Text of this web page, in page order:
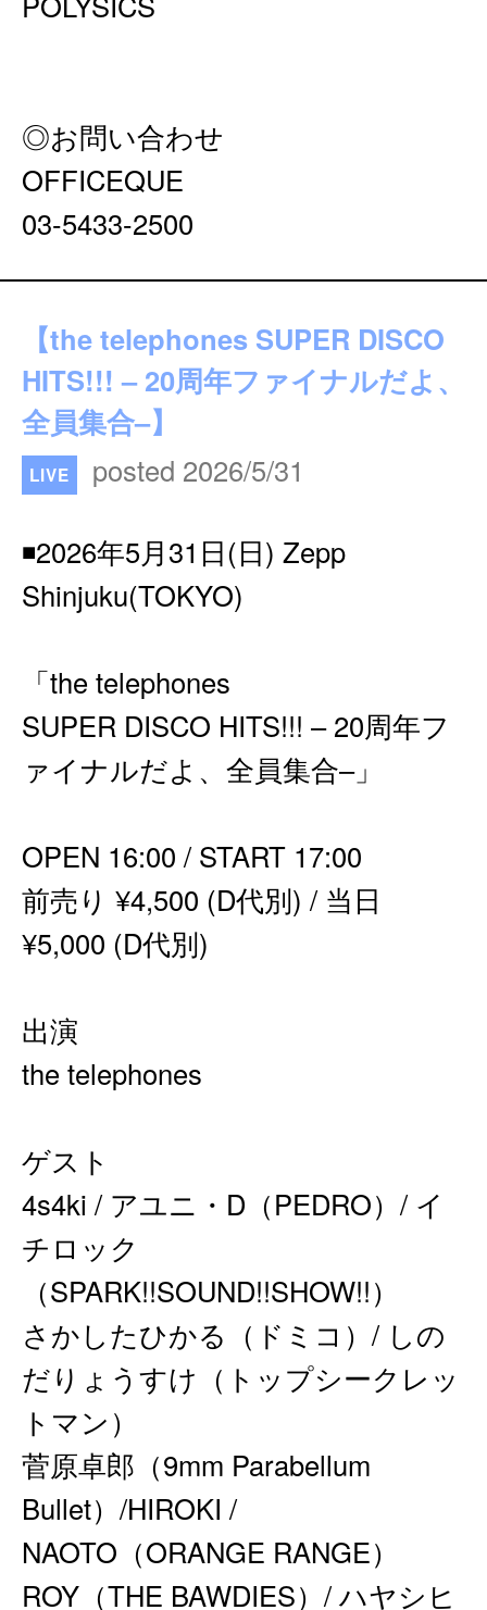
◎お問い合わせ
OFFICEQUE
03-5433-2500
【the telephones SUPER DISCO
HITS!!! – 20周年ファイナルだよ、
全員集合–】
LIVE posted 2026/5/31
◾️2026年5月31日(日) Zepp
Shinjuku(TOKYO)
「the telephones
SUPER DISCO HITS!!! – 20周年フ
ァイナルだよ、全員集合–」
OPEN 16:00 / START 17:00
前売り ¥4,500 (D代別) / 当日
¥5,000 (D代別)
出演
the telephones
ゲスト
4s4ki / アユニ・D（PEDRO）/ イ
チロック
（SPARK!!SOUND!!SHOW!!）
さかしたひかる（ドミコ）/ しの
だりょうすけ（トップシークレッ
トマン）
菅原卓郎（9mm Parabellum
Bullet）/HIROKI /
NAOTO（ORANGE RANGE）
ROY（THE BAWDIES）/ ハヤシヒ